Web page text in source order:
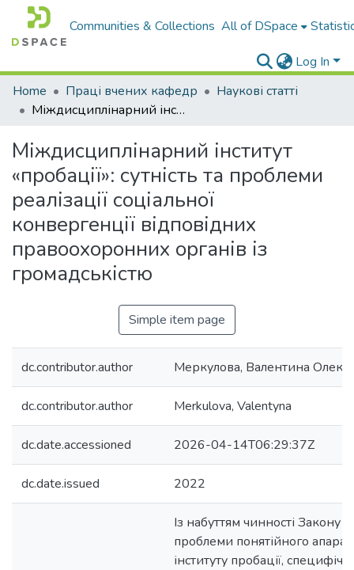
Communities & Collections All of DSpace
Log In
Home
Праці вчених кафедр
Наукові статті
Міждисциплінарний інститут «пробації»: сутність та проблеми реалізації соціальної конвергенції відповідних правоохоронних органів із громадськістю
Міждисциплінарний інститут
«пробації»: сутність та проблеми
реалізації соціальної
конвергенції відповідних
правоохоронних органів із
громадськістю
Simple item page
dc.contributor.author Меркулова, Валентина
dc.contributor.author Merkulova, Valentyna
dc.date.accessioned 2026-04-14T06:29:37Z
dc.date.issued 2022
Із набуттям чинності Закону
проблеми понятійного
інституту пробації,